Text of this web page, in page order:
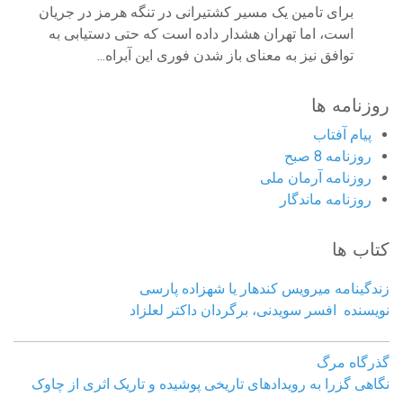
برای تامین یک مسیر کشتیرانی در تنگه هرمز در جریان
است، اما تهران هشدار داده است که حتی دستیابی به
توافق نیز به معنای باز شدن فوری این آبراه...
روزنامه ها
پیام آفتاب
روزنامه 8 صبح
روزنامه آرمان ملى
روزنامه ماندگار
کتاب ها
زندگینامه میرویس کندهار یا شهزاده پارسی
نویسنده افسر سویدنی، برگردان داکتر لعلزاد
گذرگاه مرگ
نگاهی گزرا به رویدادهای تاریخی پوشیده و تاریک اثری از چاوک